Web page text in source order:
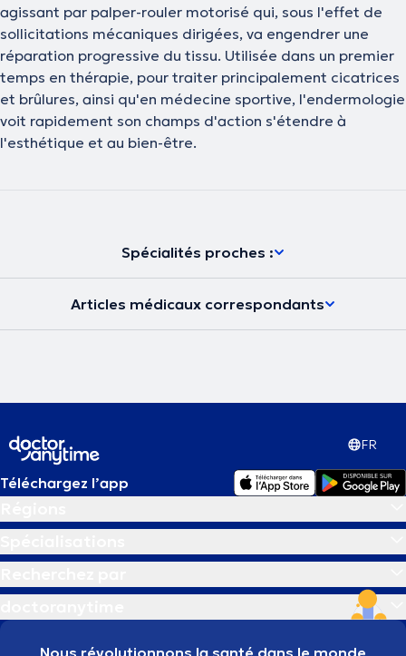
agissant par palper-rouler motorisé qui, sous l'effet de
sollicitations mécaniques dirigées, va engendrer une
réparation progressive du tissu. Utilisée dans un premier
temps en thérapie, pour traiter principalement cicatrices
et brûlures, ainsi qu'en médecine sportive, l'endermologie
voit rapidement son champs d'action s'étendre à
l'esthétique et au bien-être.
Spécialités proches :
Articles médicaux correspondants
FR
Téléchargez l’app
Nous révolutionnons la santé dans le monde